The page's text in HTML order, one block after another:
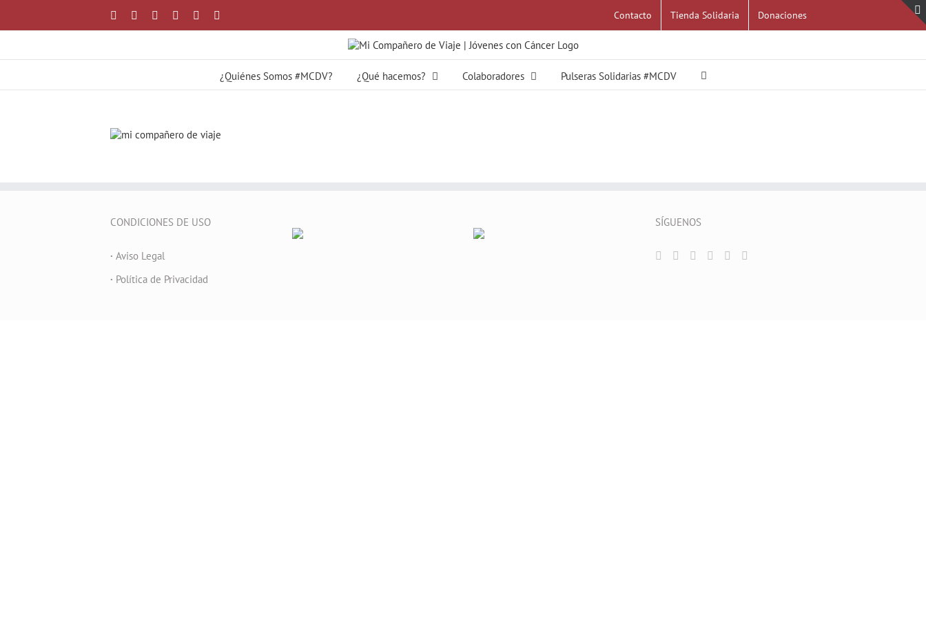
contenido
Facebook YouTubeInstagram
Correo
Contacto Tienda Solidaria Donaciones
¿Quiénes Somos #MCDV? ¿Qué hacemos? Colaboradores Pulseras Solidarias #MCDV
CONDICIONES DE USO
· Aviso Legal
· Política de Privacidad
SÍGUENOS